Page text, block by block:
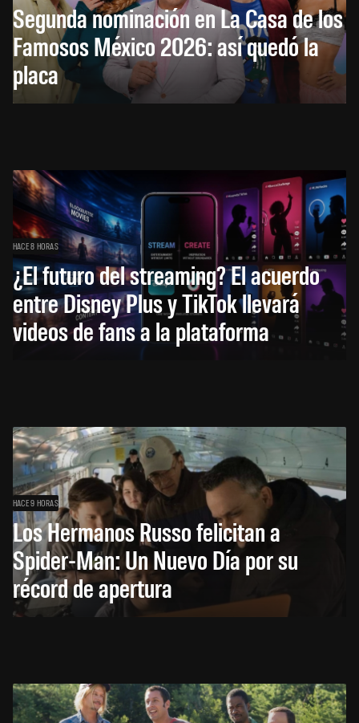
Segunda nominación en La Casa de los
Famosos México 2026: así quedó la
placa
HACE 8 HORAS
¿El futuro del streaming? El acuerdo
entre Disney Plus y TikTok llevará
videos de fans a la plataforma
HACE 9 HORAS
Los Hermanos Russo felicitan a
Spider-Man: Un Nuevo Día por su
récord de apertura